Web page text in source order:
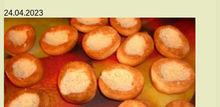
24.04.2023